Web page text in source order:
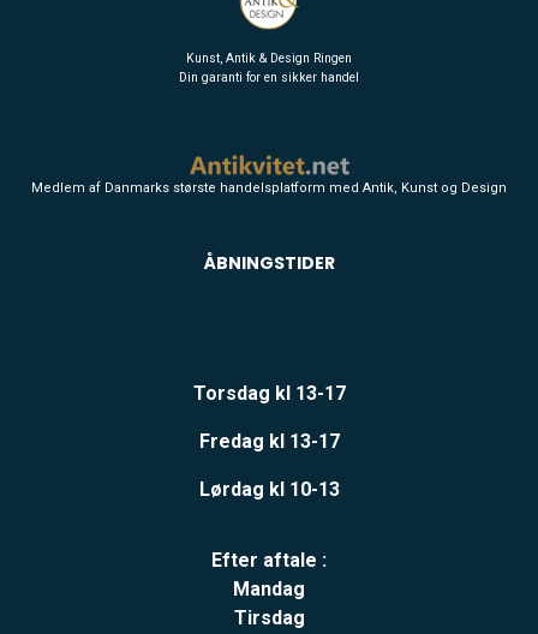
Kunst, Antik & Design Ringen
Din garanti for en sikker handel
Medlem af Danmarks største handelsplatform med Antik, Kunst og Design
ÅBNINGSTIDER
Torsdag kl 13-17
Fredag kl 13-17
Lørdag kl 10-13
Efter aftale :
Mandag
Tirsdag